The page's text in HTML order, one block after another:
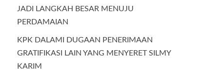
JADI LANGKAH BESAR MENUJU
PERDAMAIAN
KPK DALAMI DUGAAN PENERIMAAN
GRATIFIKASI LAIN YANG MENYERET SILMY
KARIM